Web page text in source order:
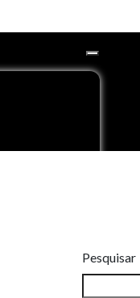
Pesquisar